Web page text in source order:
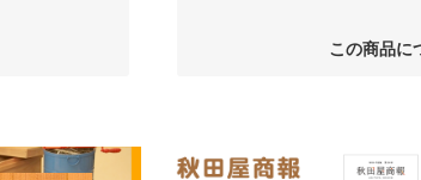
この商品に